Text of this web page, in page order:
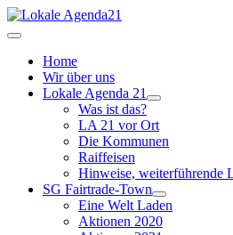
Home
Wir über uns
Lokale Agenda 21
Was ist das?
LA 21 vor Ort
Die Kommunen
Raiffeisen
Hinweise, weiterführende
SG Fairtrade-Town
Eine Welt Laden
Aktionen 2020